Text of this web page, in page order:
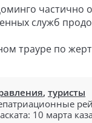
частично
служб
трауре по
, туристы
10 марта